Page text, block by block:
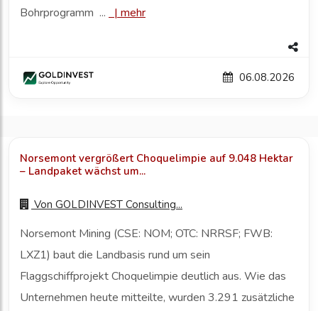
Bohrprogramm ...
| mehr
06.08.2026
Norsemont vergrößert Choquelimpie auf 9.048 Hektar
– Landpaket wächst um...
Von GOLDINVEST Consulting...
Norsemont Mining (CSE: NOM; OTC: NRRSF; FWB:
LXZ1) baut die Landbasis rund um sein
Flaggschiffprojekt Choquelimpie deutlich aus. Wie das
Unternehmen heute mitteilte, wurden 3.291 zusätzliche